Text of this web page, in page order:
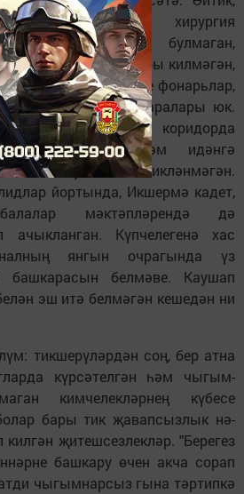
терапия һәм хирургия
төзек булмаган,
таләпләренә туры килмәгән,
булырга тиешле фонарьлар,
шәхси саклану чаралары юк.
бү­легендә коридорда
тотыла, келәм идәнгә
чыгу люгы бик­ләнмәгән.
йор­тында, Икшермә ка­дет,
мәктәпләрендә дә
ачык­­­ланган. Күпче­ле­генә хас
янгын очрагында үз
башкарасын белмәве. Каушап
эш итә белмәгән кешедән ни
тикшерү­ләрдән соң,­­ бер атна
күр­сәтелгән һәм чыгым­
кимчелекләрнең күбесе
бары тик җавапсызлык нә­
җитешсезлекләр. "Берегез
башкару өчен акча сорап
чыгымнарсыз гына тәртипкә